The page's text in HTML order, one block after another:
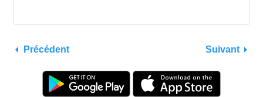
Précédent Suivant